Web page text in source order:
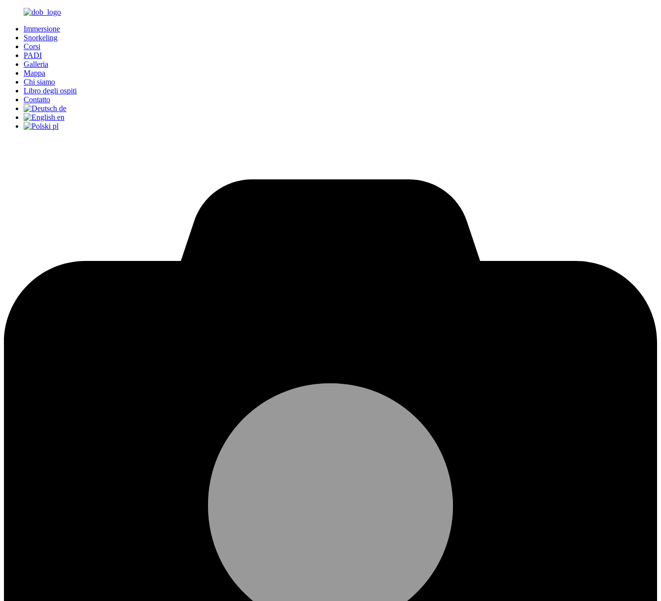
Immersione
Snorkeling
Corsi
PADI
Galleria
Mappa
Chi siamo
Libro degli ospiti
Contatto
de
en
pl